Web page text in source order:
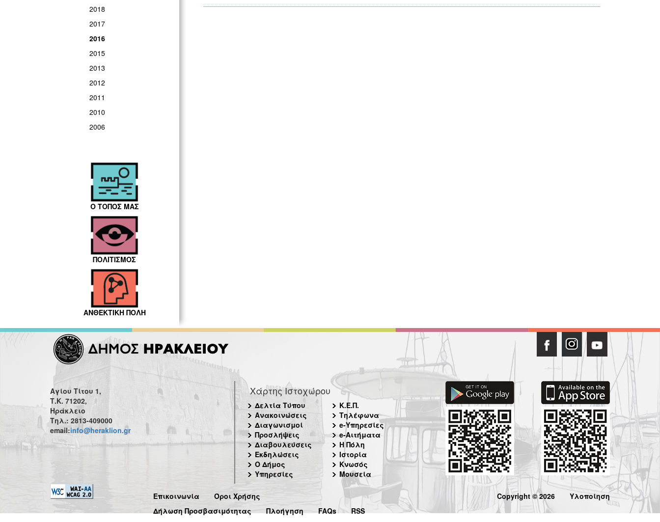
2018
2017
2016
2015
2013
2012
2011
2010
2006
Ο ΤΟΠΟΣ ΜΑΣ
ΠΟΛΙΤΙΣΜΟΣ
ΑΝΘΕΚΤΙΚΗ ΠΟΛΗ
Αγίου Τίτου 1,
Τ.Κ. 71202,
Ηράκλειο
Τηλ.: 2813-409000
email:info@heraklion.gr
Χάρτης Ιστοχώρου
Δελτία Τύπου
Ανακοινώσεις
Διαγωνισμοί
Προσλήψεις
Διαβουλεύσεις
Εκδηλώσεις
Ο Δήμος
Υπηρεσίες
Κ.Ε.Π.
Τηλέφωνα
e-Υπηρεσίες
e-Αιτήματα
Η Πόλη
Ιστορία
Κνωσός
Μουσεία
Επικοινωνία
Όροι Χρήσης
Δήλωση Προσβασιμότητας
Πλοήγηση FAQs RSS
Copyright © 2026 Υλοποίηση